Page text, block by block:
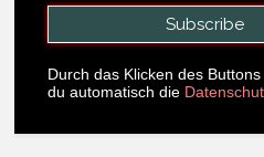
Durch das Klicken des
du automatisch die